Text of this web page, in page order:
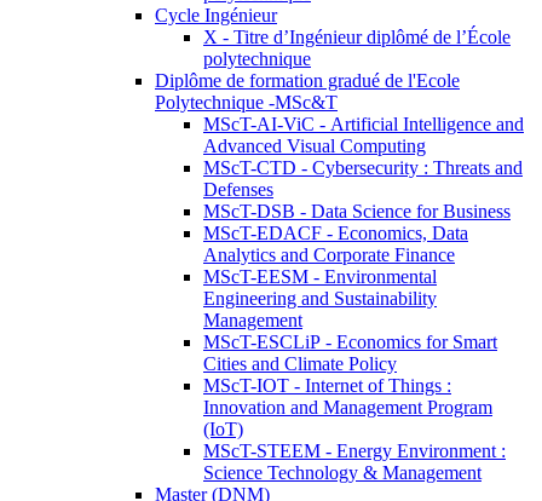
Cycle Ingénieur
X - Titre d’Ingénieur diplômé de l’École
polytechnique
Diplôme de formation gradué de l'Ecole
Polytechnique -MSc&T
MScT-AI-ViC - Artificial Intelligence and
Advanced Visual Computing
MScT-CTD - Cybersecurity : Threats and
Defenses
MScT-DSB - Data Science for Business
MScT-EDACF - Economics, Data
Analytics and Corporate Finance
MScT-EESM - Environmental
Engineering and Sustainability
Management
MScT-ESCLiP - Economics for Smart
Cities and Climate Policy
MScT-IOT - Internet of Things :
Innovation and Management Program
(IoT)
MScT-STEEM - Energy Environment :
Science Technology & Management
Master (DNM)